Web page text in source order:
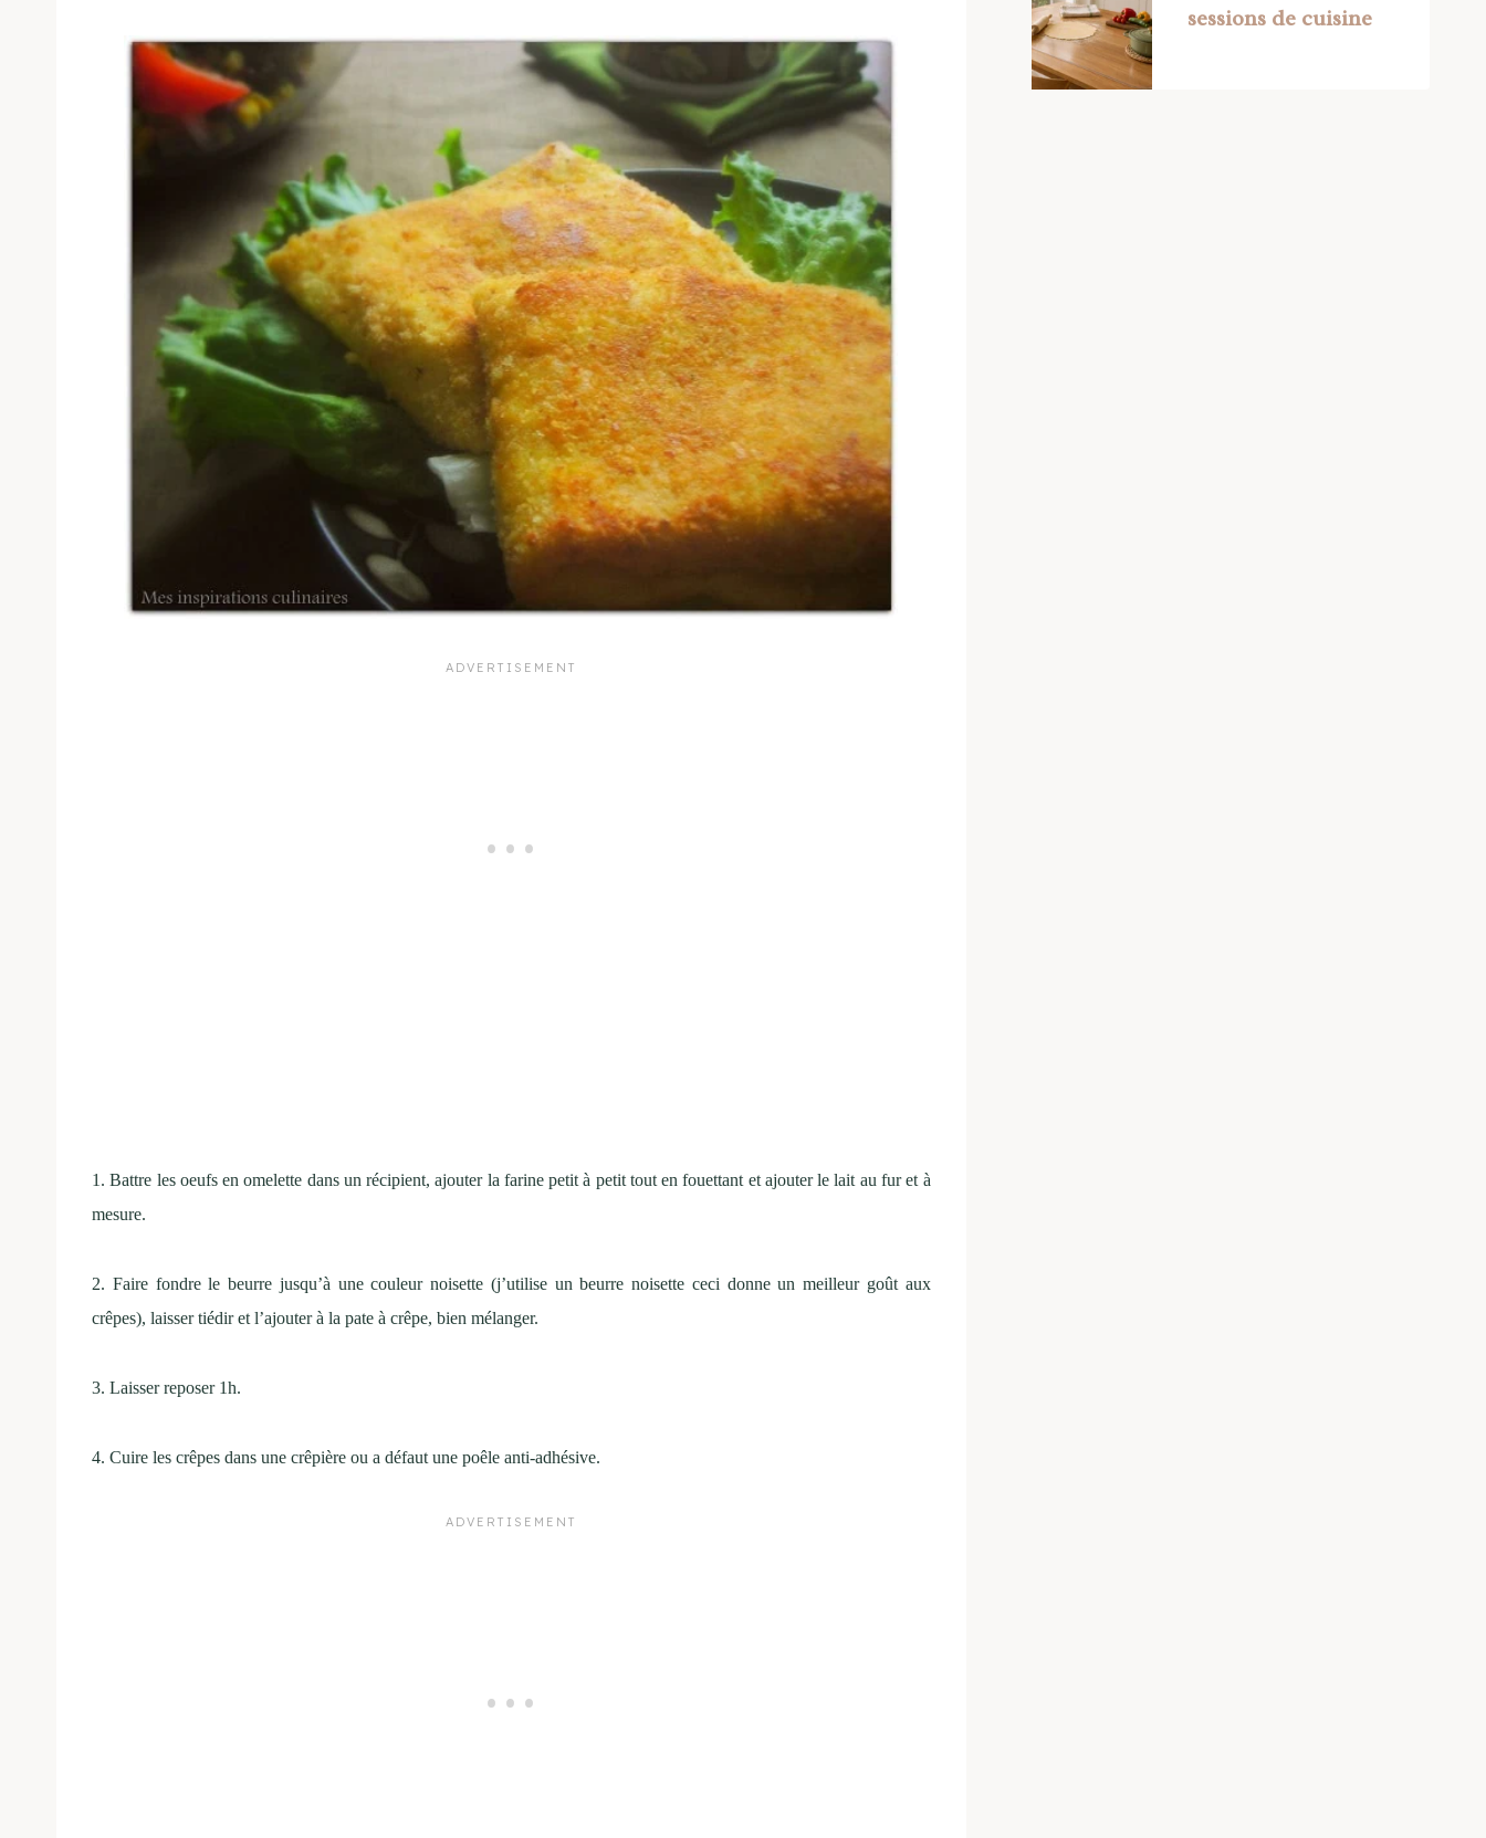
1. Battre les oeufs en omelette dans un récipient, ajouter la farine petit à petit tout en fouettant et ajouter le lait au fur et à
mesure.
2. Faire fondre le beurre jusqu’à une couleur noisette (j’utilise un beurre noisette ceci donne un meilleur goût aux
crêpes), laisser tiédir et l’ajouter à la pate à crêpe, bien mélanger.
3. Laisser reposer 1h.
4. Cuire les crêpes dans une crêpière ou a défaut une poêle anti-adhésive.
sessions de cuisine